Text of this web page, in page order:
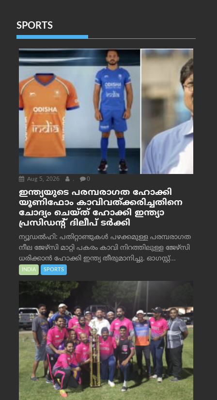
SPORTS
Aug 5, 2026 . 0
ഇന്ത്യയുടെ പരമ്പരാഗത ഹോക്കി
യൂണിഫോം കാവിവത്ക്കരിച്ചതിനെ
ചോദ്യം ചെയ്ത് ഹോക്കി ഇന്ത്യാ
പ്രസിഡന്റ് ദിലീപ് ടര്‍ക്കി
ന്യൂഡൽഹി: പതിറ്റാണ്ടുകൾ പഴക്കമുള്ള പരമ്പരാഗത
നീല ജേഴ്‌സി മാറ്റി പകരം കാവി നിറത്തിലുള്ള ജേഴ്‌സി
ധരിക്കാൻ ഹോക്കി ഇന്ത്യ തീരുമാനിച്ചു. ഓഗസ്റ്റ്...
INDIA SPORTS